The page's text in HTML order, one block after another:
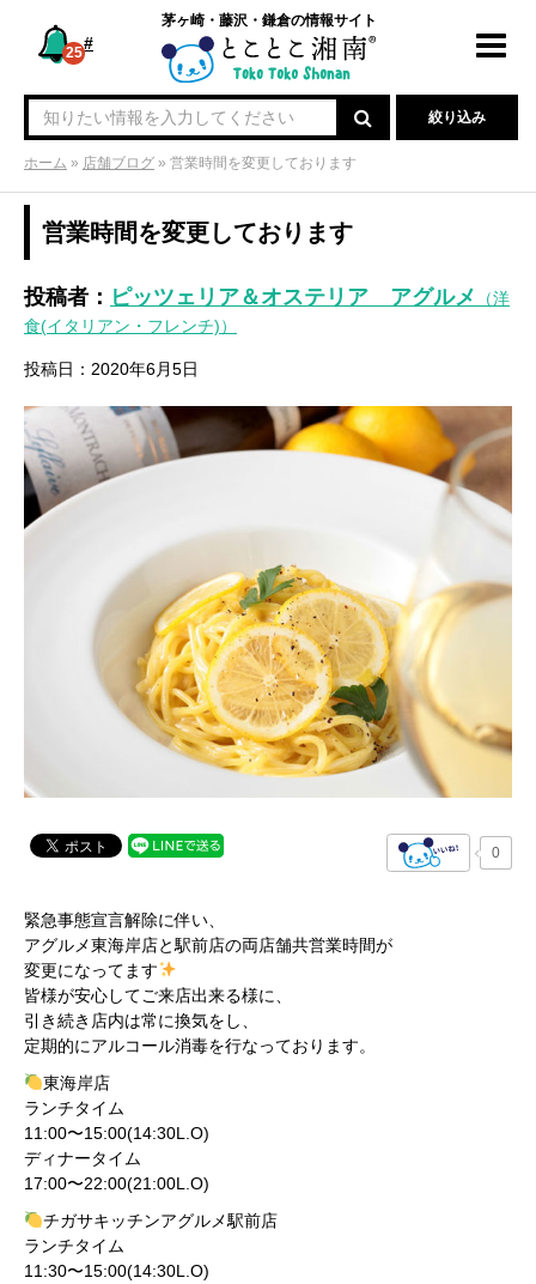
#
25
茅ヶ崎・藤沢・鎌倉の情報サイト
絞り込み
ホーム » 店舗ブログ » 営業時間を変更しております
営業時間を変更しております
投稿者： ピッツェリア＆オステリア アグルメ
（洋
食(イタリアン・フレンチ)）
投稿日：2020年6月5日
0
緊急事態宣言解除に伴い、
アグルメ東海岸店と駅前店の両店舗共営業時間が
変更になってます
皆様が安心してご来店出来る様に、
引き続き店内は常に換気をし、
定期的にアルコール消毒を行なっております。
東海岸店
ランチタイム
11:00〜15:00(14:30L.O)
ディナータイム
17:00〜22:00(21:00L.O)
チガサキッチンアグルメ駅前店
ランチタイム
11:30〜15:00(14:30L.O)